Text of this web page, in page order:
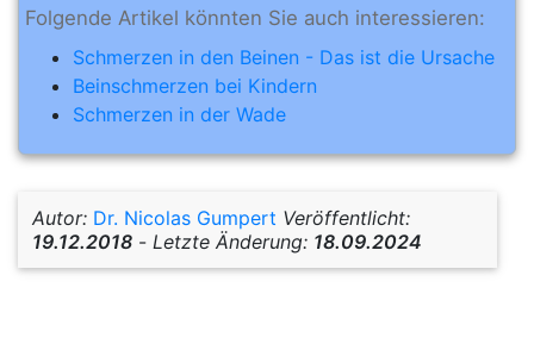
Folgende Artikel könnten Sie auch interessieren:
Schmerzen in den Beinen - Das ist die Ursache
Beinschmerzen bei Kindern
Schmerzen in der Wade
Autor: Dr. Nicolas Gumpert Veröffentlicht:
19.12.2018 - Letzte Änderung: 18.09.2024